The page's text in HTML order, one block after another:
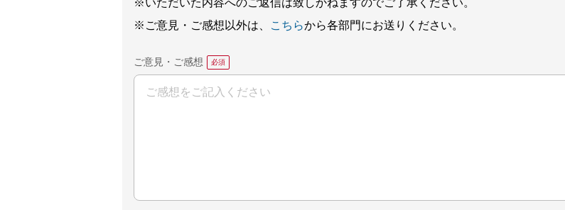
※いただいた内容へのご返信は致しかねますのでご了承ください。
※ご意見・ご感想以外は、
こちらから各部門にお送りください。
ご意見・ご感想